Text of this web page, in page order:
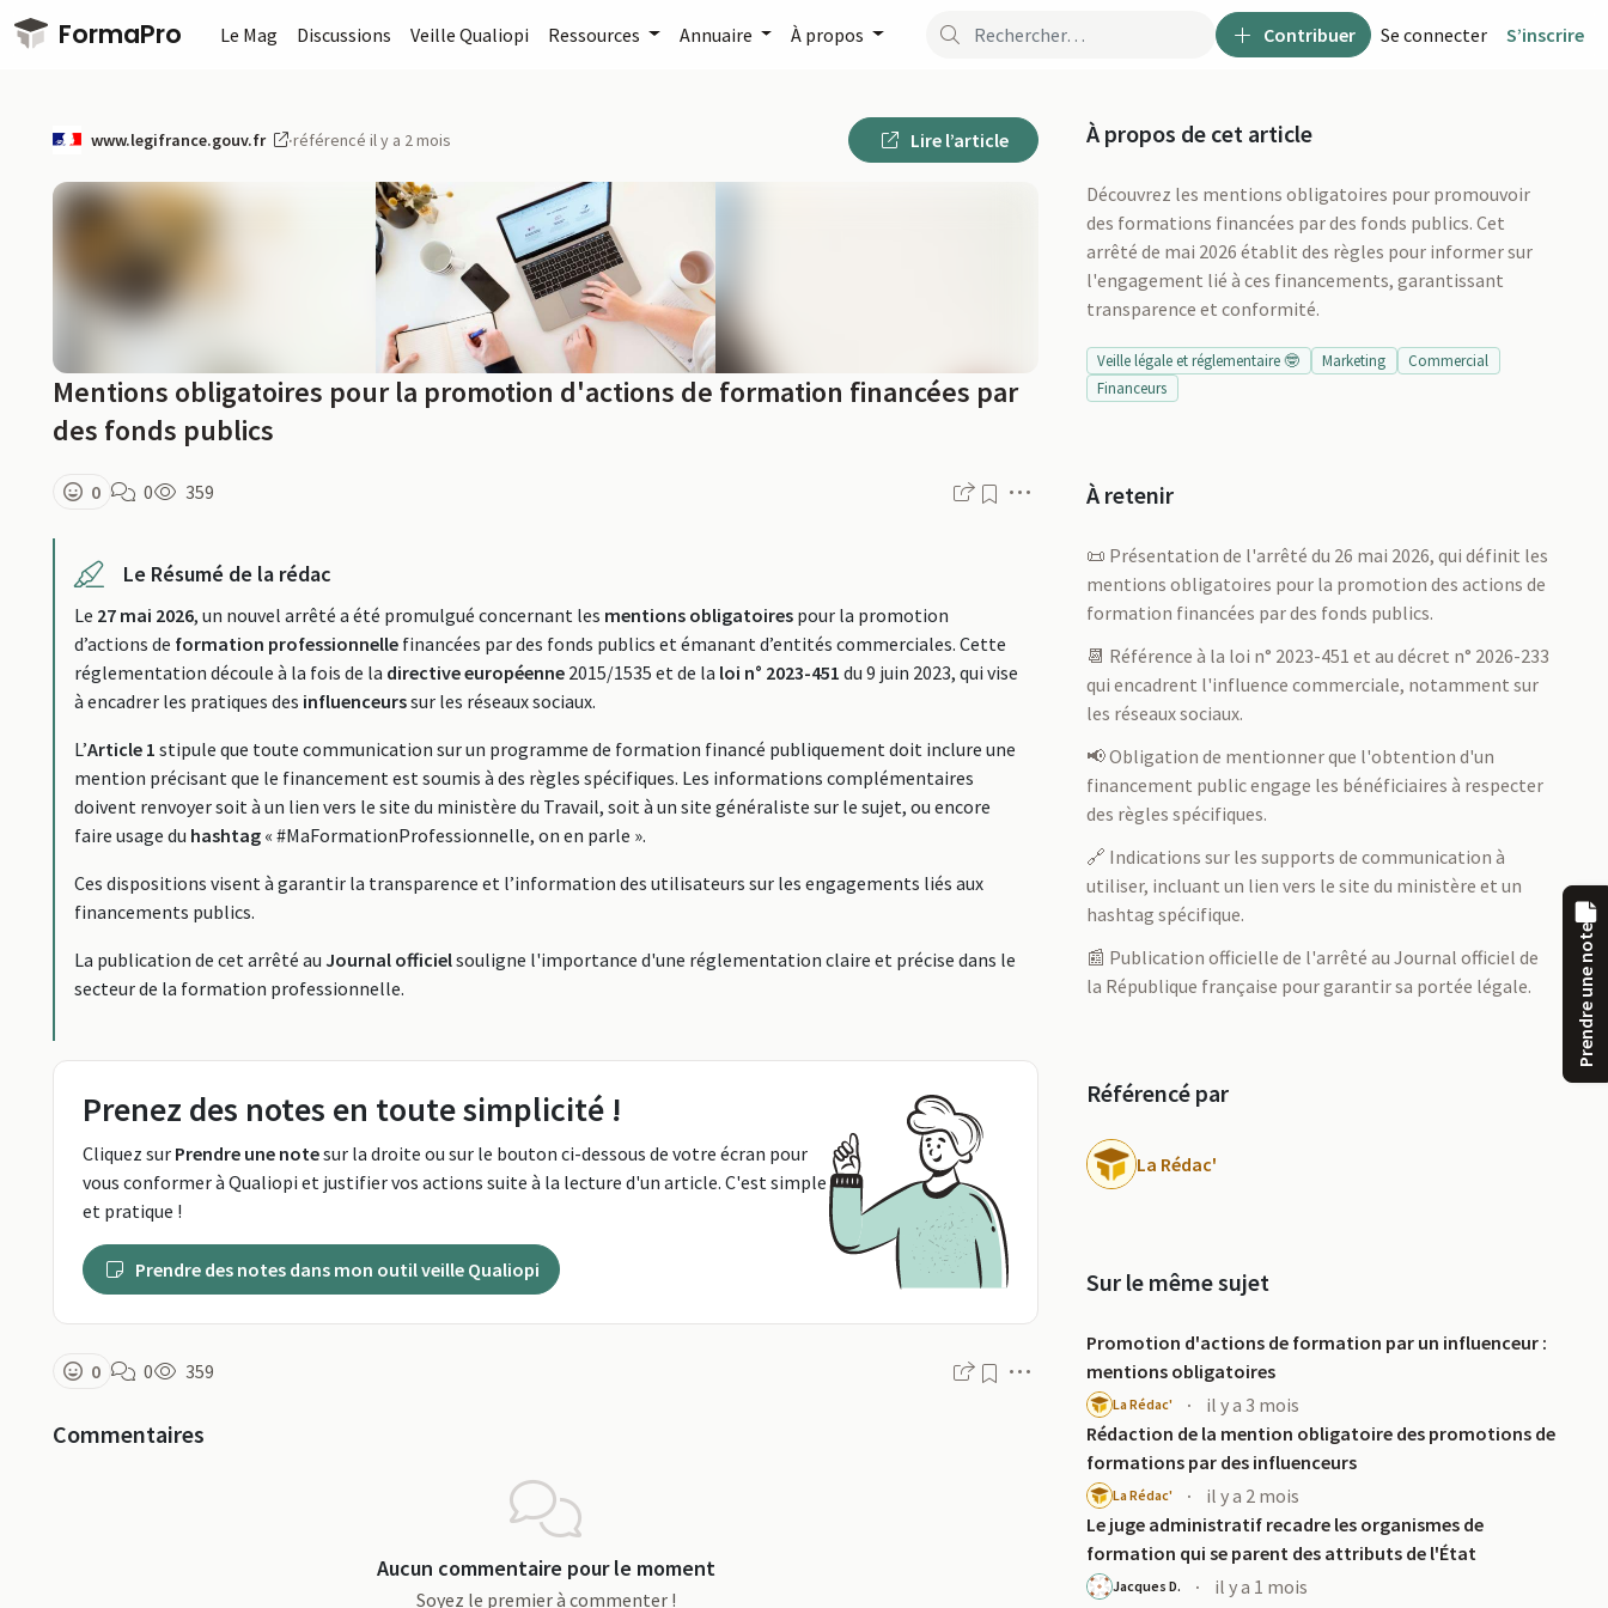
Passer au contenu principal
FormaPro Contribuer Se connecter S’inscrire
Le Mag Discussions Veille Qualiopi Ressources Annuaire À propos
www.legifrance.gouv.fr ·référencé il y a 2 mois Lire l’article
Mentions obligatoires pour la promotion d'actions de formation financées par
des fonds publics
0 0 359
Le Résumé de la rédac
Le 27 mai 2026, un nouvel arrêté a été promulgué concernant les mentions obligatoires pour la promotion
d’actions de formation professionnelle financées par des fonds publics et émanant d’entités commerciales. Cette
réglementation découle à la fois de la directive européenne 2015/1535 et de la loi n° 2023-451 du 9 juin 2023, qui vise
à encadrer les pratiques des influenceurssur les réseaux sociaux.
L’Article 1 stipule que toute communication sur un programme de formation financé publiquement doit inclure une
mention précisant que le financement est soumis à des règles spécifiques. Les informations complémentaires
doivent renvoyer soit à un lien vers le site du ministère du Travail, soit à un site généraliste sur le sujet, ou encore
faire usage du hashtag « #MaFormationProfessionnelle, on en parle ».
Ces dispositions visent à garantir la transparence et l’information des utilisateurs sur les engagements liés aux
financements publics.
La publication de cet arrêté au Journal officielsouligne l'importance d'une réglementation claire et précise dans le
secteur de la formation professionnelle.
Prenez des notes en toute simplicité !
Cliquez sur Prendre une notesur la droite ou sur le bouton ci-dessous de votre écran pour
vous conformer à Qualiopi et justifier vos actions suite à la lecture d'un article. C'est simple
et pratique !
Prendre des notes dans mon outil veille Qualiopi
0 0 359
Commentaires
Aucun commentaire pour le moment
Soyez le premier à commenter !
À propos de cet article
Découvrez les mentions obligatoires pour promouvoir
des formations financées par des fonds publics. Cet
arrêté de mai 2026 établit des règles pour informer sur
l'engagement lié à ces financements, garantissant
transparence et conformité.
Veille légale et réglementaire 🤓 Marketing
Commercial
Financeurs
À retenir
📜 Présentation de l'arrêté du 26 mai 2026, qui définit les
mentions obligatoires pour la promotion des actions de
formation financées par des fonds publics.
📆 Référence à la loi n° 2023-451 et au décret n° 2026-233
qui encadrent l'influence commerciale, notamment sur
les réseaux sociaux.
📢 Obligation de mentionner que l'obtention d'un
financement public engage les bénéficiaires à respecter
des règles spécifiques.
🔗 Indications sur les supports de communication à
utiliser, incluant un lien vers le site du ministère et un
hashtag spécifique.
📰 Publication officielle de l'arrêté au Journal officiel de
la République française pour garantir sa portée légale.
Référencé par
La Rédac'
Sur le même sujet
Promotion d'actions de formation par un influenceur :
mentions obligatoires
La Rédac' ·
il y a 3 mois
Rédaction de la mention obligatoire des promotions de
formations par des influenceurs
La Rédac' ·
il y a 2 mois
Le juge administratif recadre les organismes de
formation qui se parent des attributs de l'État
Jacques D. · il y a 1 mois
Prendre une note